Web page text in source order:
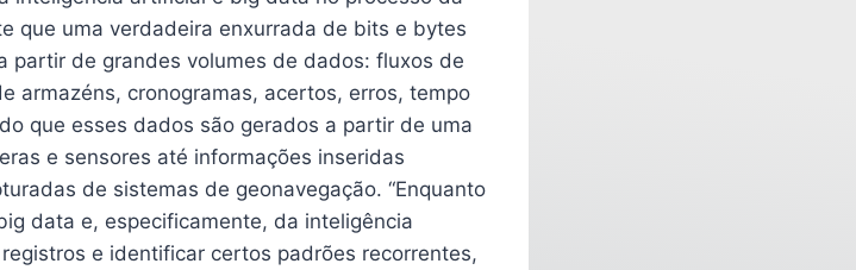
que uma verdadeira enxurrada de bits e bytes
partir de grandes volumes de dados: fluxos de
armazéns, cronogramas, acertos, erros, tempo
que esses dados são gerados a partir de uma
e sensores até informações inseridas
de sistemas de geonavegação. “Enquanto
data e, especificamente, da inteligência
e identificar certos padrões recorrentes,